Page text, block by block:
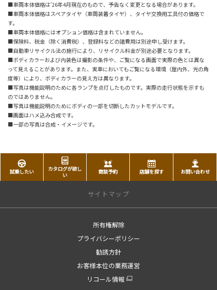
■車両本体価格は'26年4月現在のもので、予告なく変更となる場合があります。
■車両本体価格はスペアタイヤ（車両装着タイヤ）、タイヤ交換用工具付の価格で
す。
■車両本体価格にはオプション価格は含まれていません。
■保険料、税金（除く消費税）、登録料などの諸費用は別途申し受けます。
■自動車リサイクル法の施行により、リサイクル料金が別途必要となります。
■ボディカラーおよび内装色は撮影の条件や、ご覧になる画面で実際の色とは異な
って見えることがあります。また、実車においてもご覧になる環境（屋内外、光の角
度等）により、ボディカラーの見え方は異なります。
■写真は機能説明のために各ランプを点灯したものです。実際の走行状態を示すも
のではありません。
■写真は機能説明のためにボディの一部を切断したカットモデルです。
■画面はハメ込み合成です。
■一部の写真は合成・イメージです。
試乗したい
カタログが欲し
い
商談予約 店舗を探す お問い合わせ
サイトマップ
所有権解除
プライバシーポリシー
勧誘方針
お客様本位の業務運営
リコール情報